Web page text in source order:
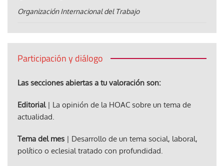
Organización Internacional del Trabajo
Participación y diálogo
Las secciones abiertas a tu valoración son:
Editorial| La opinión de la HOAC sobre un tema de
actualidad.
Tema del mes | Desarrollo de un tema social, laboral,
político o eclesial tratado con profundidad.